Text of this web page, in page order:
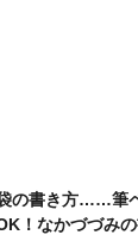
の書き方……筆
！なかづづみ